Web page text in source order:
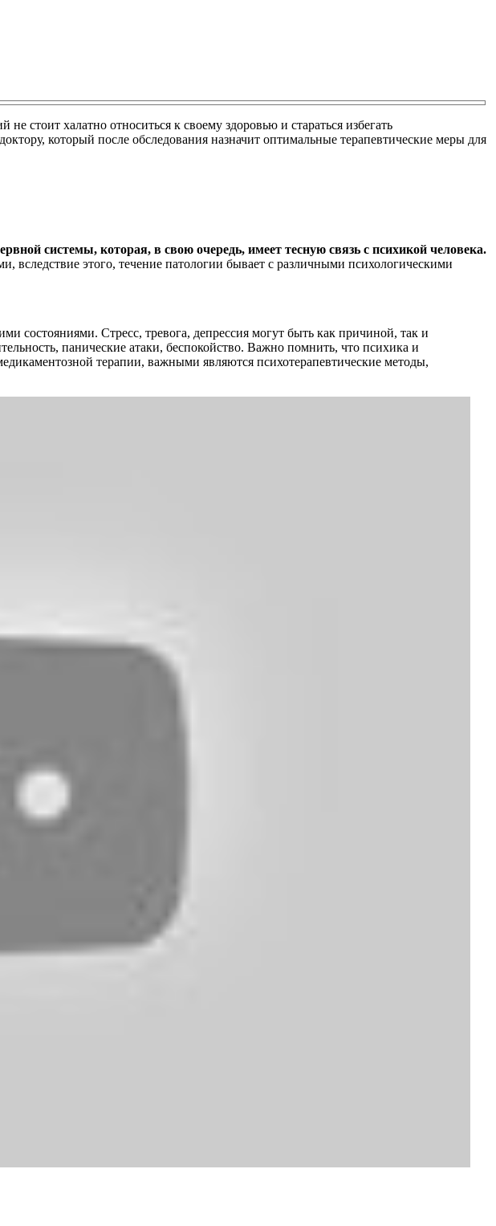
стоит халатно относиться к своему здоровью и стараться избегать
который после обследования назначит оптимальные терапевтические меры для
системы, которая, в свою очередь, имеет тесную связь с психикой человека.
этого, течение патологии бывает с различными психологическими
состояниями. Стресс, тревога, депрессия могут быть как причиной, так и
панические атаки, беспокойство. Важно помнить, что психика и
терапии, важными являются психотерапевтические методы,